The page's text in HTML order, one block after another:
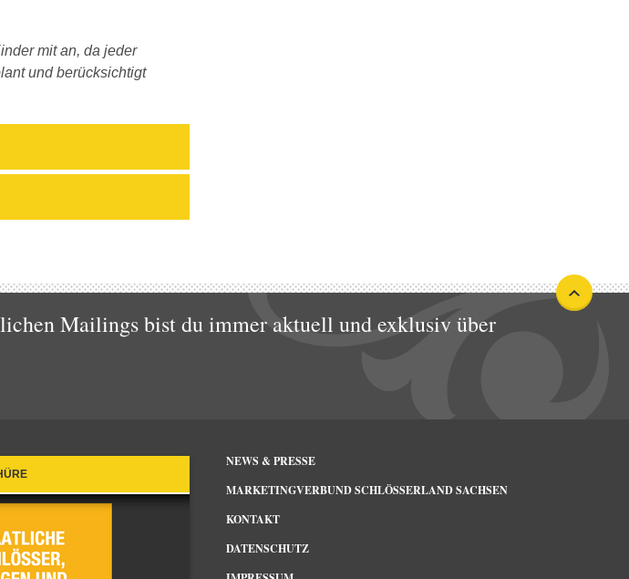
mit an, da jeder
und berücksichtigt
Mailings bist du immer aktuell und exklusiv über
NEWS & PRESSE
MARKETINGVERBUND SCHLÖSSERLAND SACHSEN
KONTAKT
DATENSCHUTZ